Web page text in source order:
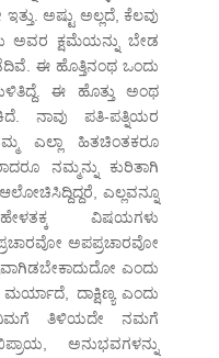
ಅಷ್ಟು ಅಲ್ಲದೆ, ಕೆಲವು
ಅವರ ಕ್ಷಮೆಯನ್ನು ಬೇಡ
ಈ ಹೊತ್ತಿನಂಥ ಒಂದು
ಈ ಹೊತ್ತು ಅಂಥ
ನಾವು ಪತಿ-ಪತ್ನಿಯರ
ಎಲ್ಲಾ ಹಿತಚಿಂತಕರೂ
ನಮ್ಮನ್ನು ಕುರಿತಾಗಿ
ಎಲ್ಲವನ್ನೂ
ವಿಷಯಗಳು
ಅಪಪ್ರಚಾರವೋ
ಎಂದು
ದಾಕ್ಷಿಣ್ಯ ಎಂದು
ನಿಮಗೆ ತಿಳಿಯದೇ ನಮಗೆ
ಅನುಭವಗಳನ್ನು